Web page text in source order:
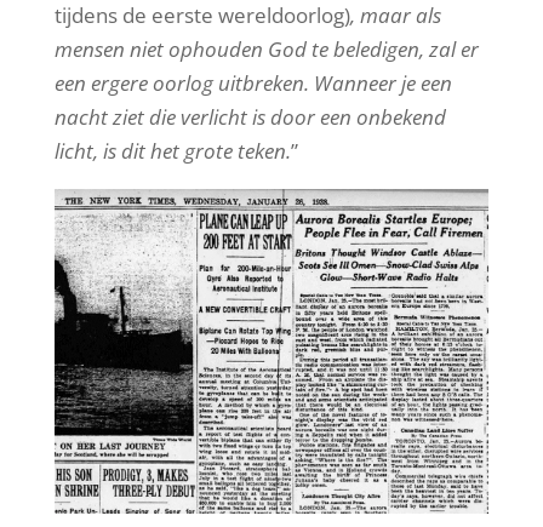
tijdens de eerste wereldoorlog), maar als
mensen niet ophouden God te beledigen, zal er
een ergere oorlog uitbreken. Wanneer je een
nacht ziet die verlicht is door een onbekend
licht, is dit het grote teken.”